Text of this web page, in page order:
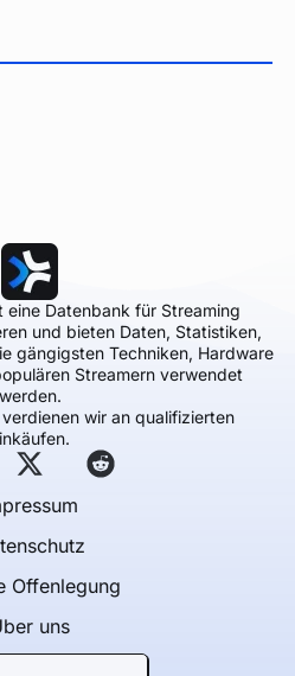
eine Datenbank für Streaming
und bieten Daten, Statistiken,
gängigsten Techniken, Hardware
Streamern verwendet
werden.
wir an qualifizierten
Offenlegung
uns